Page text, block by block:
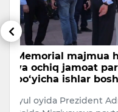
Putin og‘ir
ayrim shaxslarni
ruxsat berdi
Rossiya prezidenti